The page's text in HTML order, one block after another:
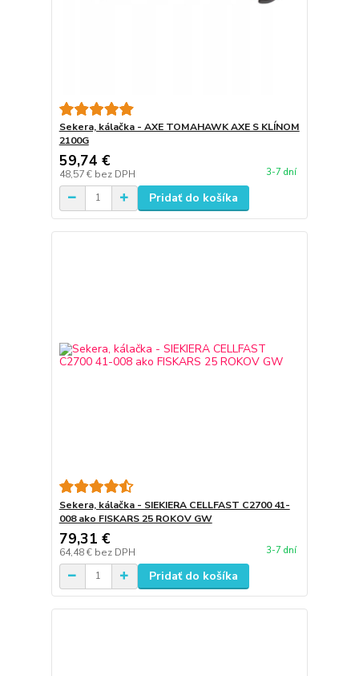
Sekera, kálačka - AXE TOMAHAWK AXE S KLÍNOM
2100G
59,74 €
48,57 € bez DPH 3-7 dní
Pridať do košíka
Sekera, kálačka - SIEKIERA CELLFAST C2700 41-
008 ako FISKARS 25 ROKOV GW
79,31 €
64,48 € bez DPH 3-7 dní
Pridať do košíka